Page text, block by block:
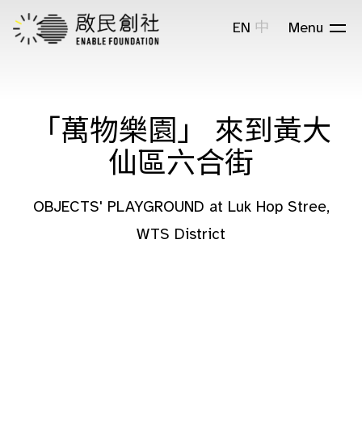
EN 中 Menu
「萬物樂園」 來到黃大
仙區六合街
OBJECTS' PLAYGROUND at Luk Hop Stree,
WTS District